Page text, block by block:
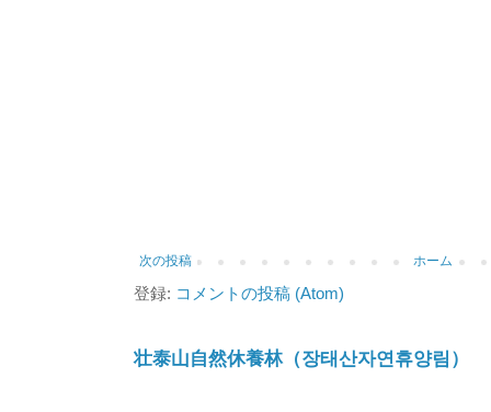
次の投稿 ホーム
登録: コメントの投稿 (Atom)
壮泰山自然休養林（장태산자연휴양림）